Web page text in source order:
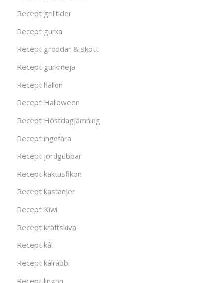
Recept grilltider
Recept gurka
Recept groddar & skott
Recept gurkmeja
Recept hallon
Recept Halloween
Recept Höstdagjämning
Recept ingefära
Recept jordgubbar
Recept kaktusfikon
Recept kastanjer
Recept Kiwi
Recept kräftskiva
Recept kål
Recept kålrabbi
Recept lingon